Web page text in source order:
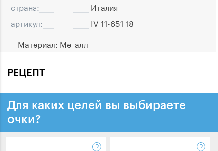
страна:
Италия
артикул:
IV 11-651 18
Материал: Металл
РЕЦЕПТ
Для каких целей вы выбираете
очки?